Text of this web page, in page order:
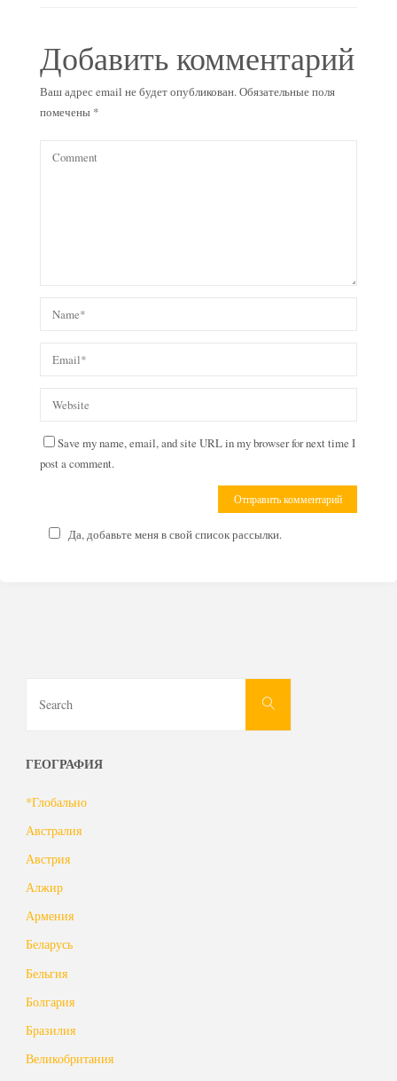
Добавить комментарий
Ваш адрес email не будет опубликован.Обязательные поля
помечены *
Save my name, email, and site URL in my browser for next time I
post a comment.
Да, добавьте меня в свой список рассылки.
Search
ГЕОГРАФИЯ
*Глобально
Австралия
Австрия
Алжир
Армения
Беларусь
Бельгия
Болгария
Бразилия
Великобритания